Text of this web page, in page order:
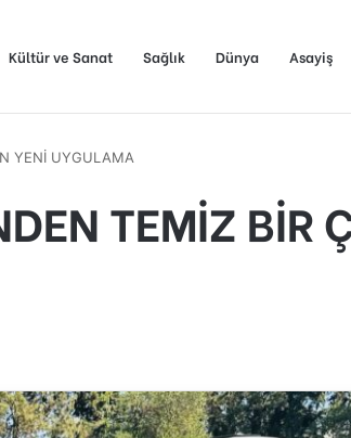
Kültür ve Sanat Sağlık Dünya Asayiş
YENİ UYGULAMA
TEMİZ BİR